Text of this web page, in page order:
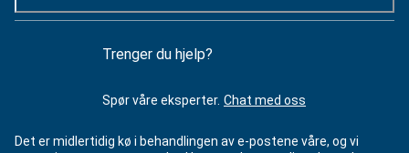
Trenger du hjelp?
Spør våre eksperter. Chat med oss
Det er midlertidig kø i behandlingen av e-postene våre, og vi